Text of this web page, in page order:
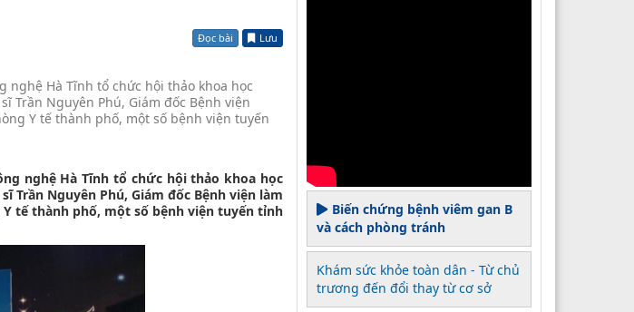
Đọc bài Lưu
nghệ Hà Tĩnh tổ chức hội thảo khoa học
Trần Nguyên Phú, Giám đốc Bệnh viện
Y tế thành phố, một số bệnh viện tuyến
nghệ Hà Tĩnh tổ chức hội thảo khoa học
Trần Nguyên Phú, Giám đốc Bệnh viện làm
Y tế thành phố, một số bệnh viện tuyến tỉnh
Biến chứng bệnh viêm gan B
và cách phòng tránh
Khám sức khỏe toàn dân - Từ chủ
trương đến đổi thay từ cơ sở